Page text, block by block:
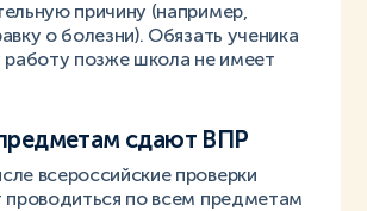
причину (например,
о болезни). Обязать ученика
работу позже школа не имеет
сдают ВПР
всероссийские проверки
проводиться по всем предметам